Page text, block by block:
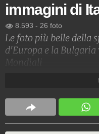
immagini di
8.593 - 26 foto
Le foto più belle della
d'Europa e la
Mondiali